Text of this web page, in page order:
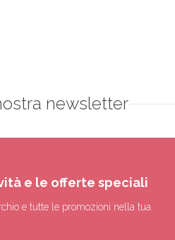
newsletter
e le offerte speciali
e tutte le promozioni nella tua